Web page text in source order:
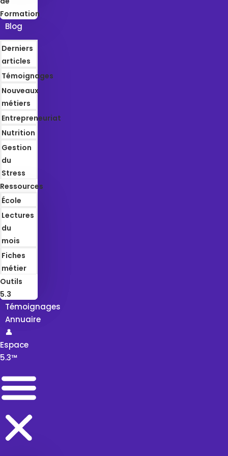
Formation
Blog
Derniers
articles
Témoignages
Nouveaux
métiers
Entrepreneuriat
Nutrition
Gestion
du
Stress
Ressources
École
Lectures
du
mois
Fiches
métier
Outils
5.3
Témoignages
Annuaire
👤
Espace
5.3™